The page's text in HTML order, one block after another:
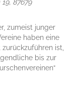
87679
zumeist junger
haben eine
ist,
bis zur